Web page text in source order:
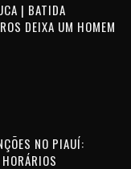
| BATIDA
DEIXA UM HOMEM
NO PIAUÍ: